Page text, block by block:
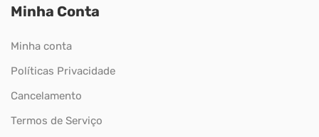
Minha Conta
Minha conta
Políticas Privacidade
Cancelamento
Termos de Serviço